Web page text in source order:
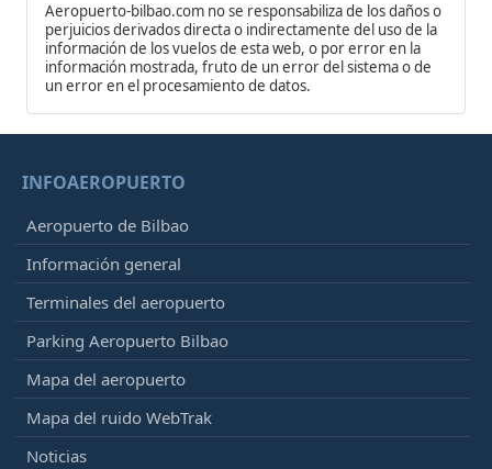
Aeropuerto-bilbao.com no se responsabiliza de los daños o
perjuicios derivados directa o indirectamente del uso de la
información de los vuelos de esta web, o por error en la
información mostrada, fruto de un error del sistema o de
un error en el procesamiento de datos.
INFOAEROPUERTO
Aeropuerto de Bilbao
Información general
Terminales del aeropuerto
Parking Aeropuerto Bilbao
Mapa del aeropuerto
Mapa del ruido WebTrak
Noticias